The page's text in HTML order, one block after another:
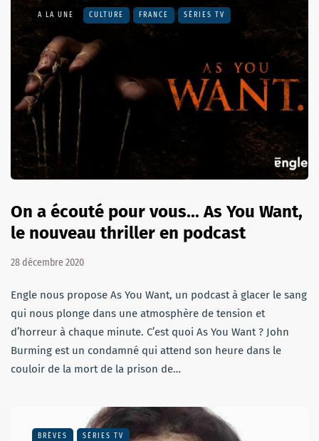
A LA UNE CULTURE FRANCE SÉRIES TV
On a écouté pour vous... As You Want,
le nouveau thriller en podcast
28 décembre 2020
Engle nous propose As You Want, un podcast à glacer le sang
qui nous plonge dans une atmosphère de tension et
d’horreur à chaque minute. C’est quoi As You Want ? John
Burming est un condamné qui attend son heure dans le
couloir de la mort de la prison de…
BRÈVES SÉRIES TV